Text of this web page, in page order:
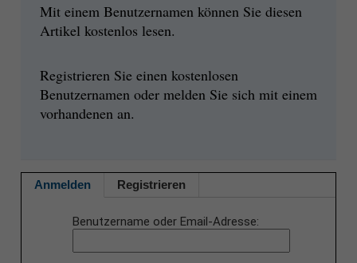
Mit einem Benutzernamen können Sie diesen
Artikel kostenlos lesen.
Registrieren Sie einen kostenlosen
Benutzernamen oder melden Sie sich mit einem
vorhandenen an.
Anmelden Registrieren
Benutzername oder Email-Adresse